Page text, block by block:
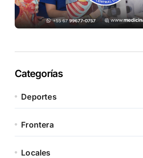
Categorías
Deportes
Frontera
Locales